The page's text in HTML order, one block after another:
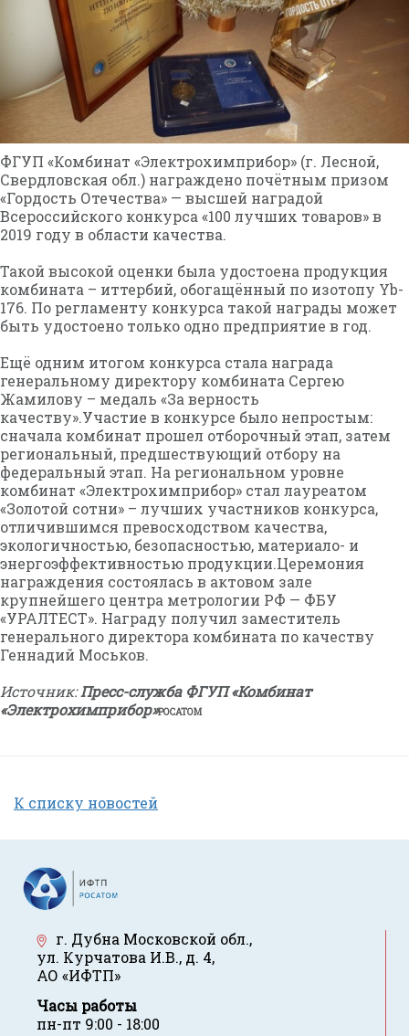
ФГУП «Комбинат «Электрохимприбор» (г. Лесной,
Свердловская обл.) награждено почётным призом
«Гордость Отечества» — высшей наградой
Всероссийского конкурса «100 лучших товаров» в
2019 году в области качества.
Такой высокой оценки была удостоена продукция
комбината – иттербий, обогащённый по изотопу Yb-
176. По регламенту конкурса такой награды может
быть удостоено только одно предприятие в год.
Ещё одним итогом конкурса стала награда
генеральному директору комбината Сергею
Жамилову – медаль «За верность
качеству».Участие в конкурсе было непростым:
сначала комбинат прошел отборочный этап, затем
региональный, предшествующий отбору на
федеральный этап. На региональном уровне
комбинат «Электрохимприбор» стал лауреатом
«Золотой сотни» – лучших участников конкурса,
отличившимся превосходством качества,
экологичностью, безопасностью, материало- и
энергоэффективностью продукции.Церемония
награждения состоялась в актовом зале
крупнейшего центра метрологии РФ — ФБУ
«УРАЛТЕСТ». Награду получил заместитель
генерального директора комбината по качеству
Геннадий Моськов.
Источник:Пресс-служба ФГУП «Комбинат
«Электрохимприбор»РОСАТОМ
К списку новостей
г. Дубна Московской обл.,
ул. Курчатова И.В., д. 4,
АО «ИФТП»
Часы работы
пн-пт 9:00 - 18:00